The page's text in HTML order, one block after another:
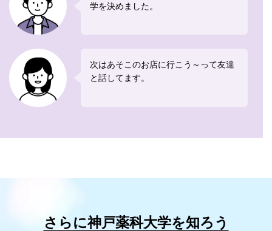
学を決めました。
次はあそこのお店に行こう～って友達
と話してます。
さらに神戸薬科大学を知ろう